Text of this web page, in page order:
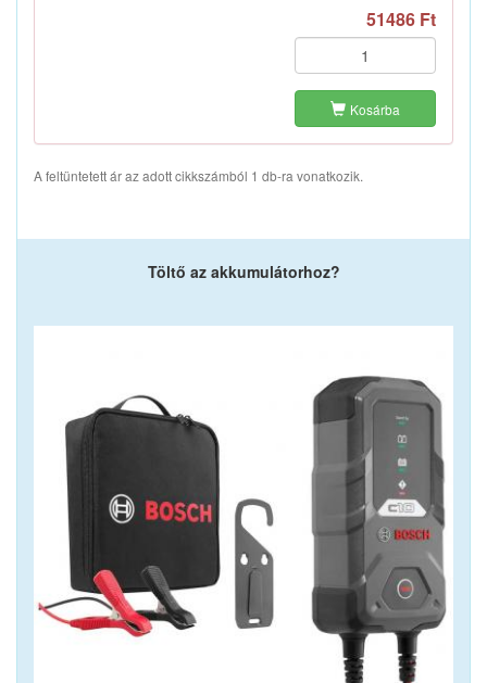
51486 Ft
Kosárba
A feltüntetett ár az adott cikkszámból 1 db-ra vonatkozik.
Töltő az akkumulátorhoz?